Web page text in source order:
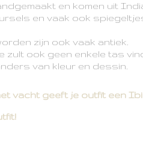
en komen uit
en vaak ook
zijn ook vaak antiek.
zult ook geen enkele tas
van kleur en dessin.
vacht geeft je outfit een